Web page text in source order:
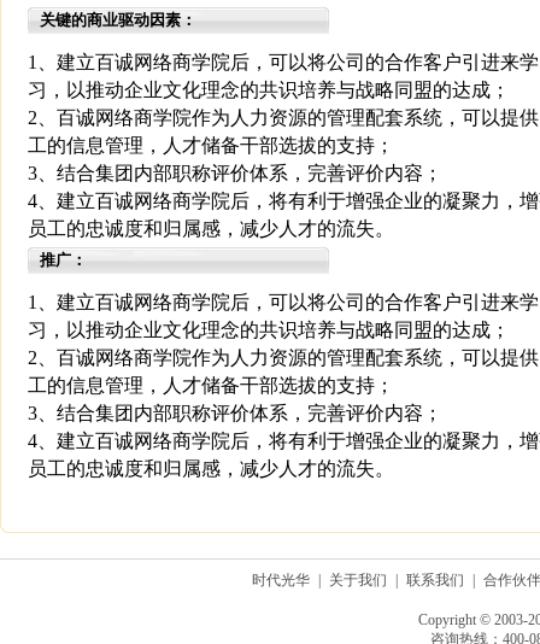
关键的商业驱动因素：
1、建立百诚网络商学院后，可以将公司的合作客户引进来学
习，以推动企业文化理念的共识培养与战略同盟的达成；
2、百诚网络商学院作为人力资源的管理配套系统，可以提
工的信息管理，人才储备干部选拔的支持；
3、结合集团内部职称评价体系，完善评价内容；
4、建立百诚网络商学院后，将有利于增强企业的凝聚力，
员工的忠诚度和归属感，减少人才的流失。
推广：
1、建立百诚网络商学院后，可以将公司的合作客户引进来学
习，以推动企业文化理念的共识培养与战略同盟的达成；
2、百诚网络商学院作为人力资源的管理配套系统，可以提
工的信息管理，人才储备干部选拔的支持；
3、结合集团内部职称评价体系，完善评价内容；
4、建立百诚网络商学院后，将有利于增强企业的凝聚力，
员工的忠诚度和归属感，减少人才的流失。
时代光华 关于我们 联系我们 合作伙伴
Copyright © 2003-
咨询热线：400-